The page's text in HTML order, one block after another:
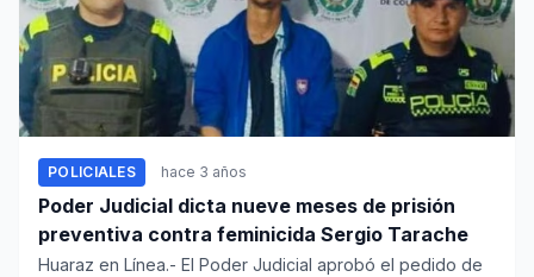
POLICIALES hace 3 años
Poder Judicial dicta nueve meses de prisión
preventiva contra feminicida Sergio Tarache
Huaraz en Línea.- El Poder Judicial aprobó el pedido de